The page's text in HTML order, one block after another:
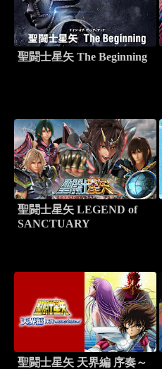
聖闘士星矢 The Beginning
聖闘士星矢 LEGEND of
SANCTUARY
聖闘士星矢 天界編 序奏～